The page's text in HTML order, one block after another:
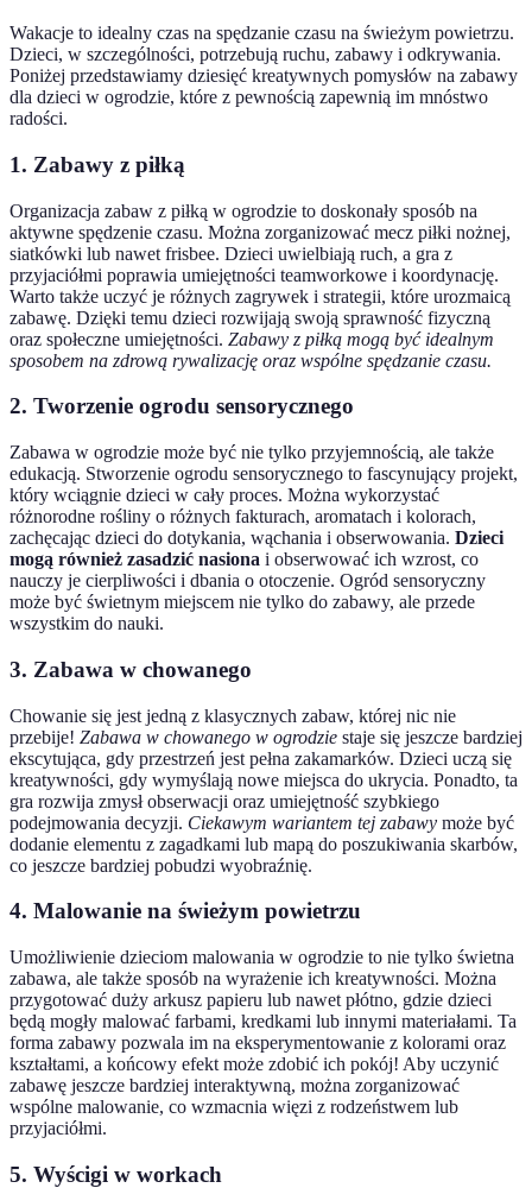
Wakacje to idealny czas na spędzanie czasu na świeżym powietrzu.
Dzieci, w szczególności, potrzebują ruchu, zabawy i odkrywania.
Poniżej przedstawiamy dziesięć kreatywnych pomysłów na zabawy
dla dzieci w ogrodzie, które z pewnością zapewnią im mnóstwo
radości.
1. Zabawy z piłką
Organizacja zabaw z piłką w ogrodzie to doskonały sposób na
aktywne spędzenie czasu. Można zorganizować mecz piłki nożnej,
siatkówki lub nawet frisbee. Dzieci uwielbiają ruch, a gra z
przyjaciółmi poprawia umiejętności teamworkowe i koordynację.
Warto także uczyć je różnych zagrywek i strategii, które urozmaicą
zabawę. Dzięki temu dzieci rozwijają swoją sprawność fizyczną
oraz społeczne umiejętności. Zabawy z piłką mogą być idealnym
sposobem na zdrową rywalizację oraz wspólne spędzanie czasu.
2. Tworzenie ogrodu sensorycznego
Zabawa w ogrodzie może być nie tylko przyjemnością, ale także
edukacją. Stworzenie ogrodu sensorycznego to fascynujący projekt,
który wciągnie dzieci w cały proces. Można wykorzystać
różnorodne rośliny o różnych fakturach, aromatach i kolorach,
zachęcając dzieci do dotykania, wąchania i obserwowania. Dzieci
mogą również zasadzić nasiona i obserwować ich wzrost, co
nauczy je cierpliwości i dbania o otoczenie. Ogród sensoryczny
może być świetnym miejscem nie tylko do zabawy, ale przede
wszystkim do nauki.
3. Zabawa w chowanego
Chowanie się jest jedną z klasycznych zabaw, której nic nie
przebije! Zabawa w chowanego w ogrodzie staje się jeszcze bardziej
ekscytująca, gdy przestrzeń jest pełna zakamarków. Dzieci uczą się
kreatywności, gdy wymyślają nowe miejsca do ukrycia. Ponadto, ta
gra rozwija zmysł obserwacji oraz umiejętność szybkiego
podejmowania decyzji. Ciekawym wariantem tej zabawy może być
dodanie elementu z zagadkami lub mapą do poszukiwania skarbów,
co jeszcze bardziej pobudzi wyobraźnię.
4. Malowanie na świeżym powietrzu
Umożliwienie dzieciom malowania w ogrodzie to nie tylko świetna
zabawa, ale także sposób na wyrażenie ich kreatywności. Można
przygotować duży arkusz papieru lub nawet płótno, gdzie dzieci
będą mogły malować farbami, kredkami lub innymi materiałami. Ta
forma zabawy pozwala im na eksperymentowanie z kolorami oraz
kształtami, a końcowy efekt może zdobić ich pokój! Aby uczynić
zabawę jeszcze bardziej interaktywną, można zorganizować
wspólne malowanie, co wzmacnia więzi z rodzeństwem lub
przyjaciółmi.
5. Wyścigi w workach